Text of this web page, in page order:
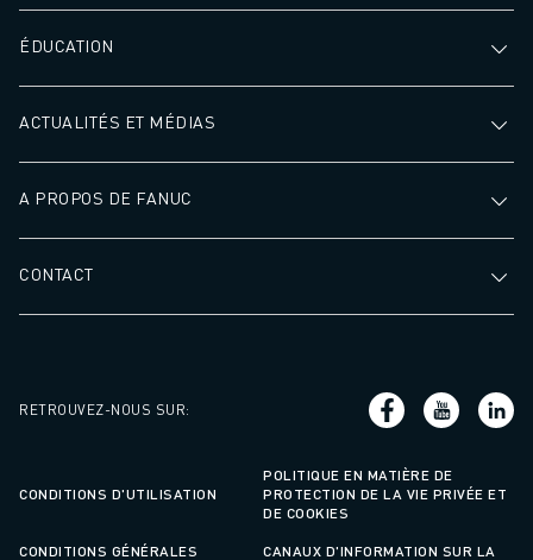
ÉDUCATION
ACTUALITÉS ET MÉDIAS
A PROPOS DE FANUC
CONTACT
RETROUVEZ-NOUS SUR:
CONDITIONS D'UTILISATION
POLITIQUE EN MATIÈRE DE
PROTECTION DE LA VIE PRIVÉE ET
DE COOKIES
CONDITIONS GÉNÉRALES CANAUX D'INFORMATION SUR LA